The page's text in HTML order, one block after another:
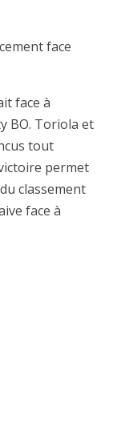
face
face à
BO. Toriola et
tout
permet
classement
face à